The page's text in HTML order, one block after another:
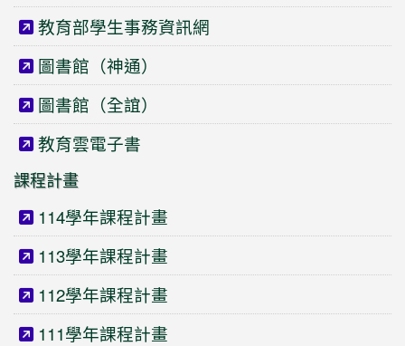
教育部學生事務資訊網
圖書館（神通）
圖書館（全誼）
教育雲電子書
課程計畫
114學年課程計畫
113學年課程計畫
112學年課程計畫
111學年課程計畫